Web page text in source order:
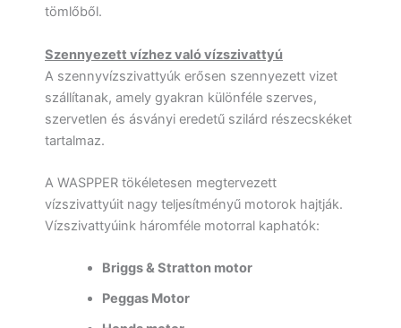
tömlőből.
Szennyezett vízhez való vízszivattyú
A szennyvízszivattyúk erősen szennyezett vizet
szállítanak, amely gyakran különféle szerves,
szervetlen és ásványi eredetű szilárd részecskéket
tartalmaz.
A WASPPER tökéletesen megtervezett
vízszivattyúit nagy teljesítményű motorok hajtják.
Vízszivattyúink háromféle motorral kaphatók:
Briggs & Stratton motor
Peggas Motor